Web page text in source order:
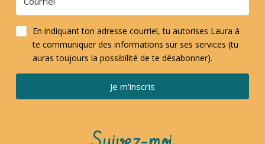
En indiquant ton adresse courriel, tu autorises Laura à
te communiquer des informations sur ses services (tu
auras toujours la possibilité de te désabonner).
Je m'inscris